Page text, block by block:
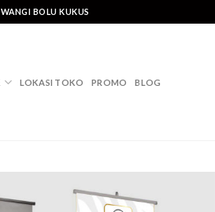
BOLU KUKUS
LOKASI TOKO PROMO BLOG